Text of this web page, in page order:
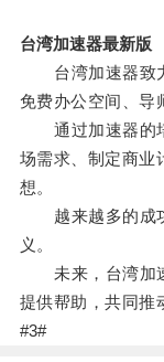
台湾加速器最新版
台湾加速器致力
免费办公空间、导
通过加速器的培
场需求、制定商业
想。
越来越多的成功
义。
未来，台湾加速
提供帮助，共同推
#3#